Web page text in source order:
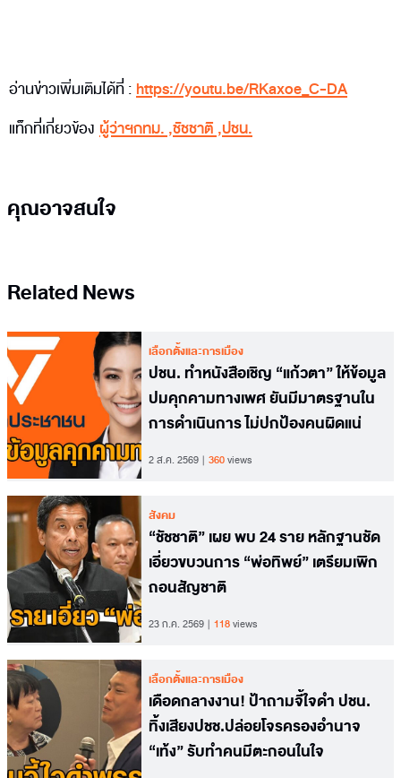
อ่านข่าวเพิ่มเติมได้ที่ : https://youtu.be/RKaxoe_C-DA
แท็กที่เกี่ยวข้อง ผู้ว่าฯกทม. ,ชัชชาติ ,ปชน.
คุณอาจสนใจ
Related News
เลือกตั้งและการเมือง
ปชน. ทำหนังสือเชิญ “แก้วตา” ให้ข้อมูล
ปมคุกคามทางเพศ ยันมีมาตรฐานใน
การดำเนินการ ไม่ปกป้องคนผิดแน่
2 ส.ค. 2569 360views
สังคม
“ชัชชาติ” เผย พบ 24 ราย หลักฐานชัด
เอี่ยวขบวนการ “พ่อทิพย์” เตรียมเพิก
ถอนสัญชาติ
23 ก.ค. 2569 118views
เลือกตั้งและการเมือง
เดือดกลางงาน! ป้าถามจี้ใจดำ ปชน.
ทิ้งเสียงปชช.ปล่อยโจรครองอำนาจ
“เท้ง” รับทำคนมีตะกอนในใจ